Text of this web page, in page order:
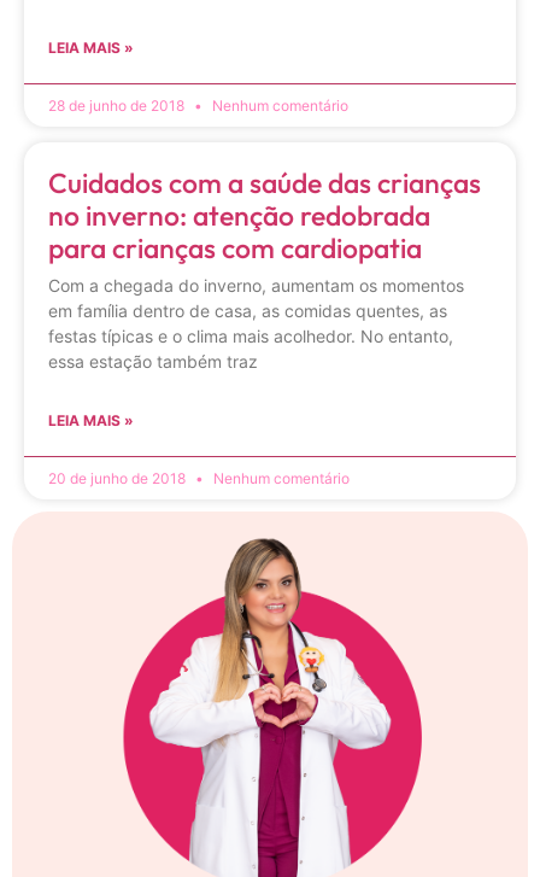
LEIA MAIS »
28 de junho de 2018 Nenhum comentário
Cuidados com a saúde das crianças
no inverno: atenção redobrada
para crianças com cardiopatia
Com a chegada do inverno, aumentam os momentos
em família dentro de casa, as comidas quentes, as
festas típicas e o clima mais acolhedor. No entanto,
essa estação também traz
LEIA MAIS »
20 de junho de 2018 Nenhum comentário